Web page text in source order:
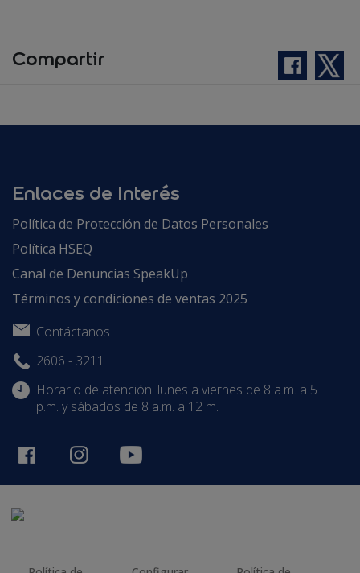
Compartir
Enlaces de Interés
Política de Protección de Datos Personales
Política HSEQ
Canal de Denuncias SpeakUp
Términos y condiciones de ventas 2025
Contáctanos
2606 - 3211
Horario de atención: lunes a viernes de 8 a.m. a 5
p.m. y sábados de 8 a.m. a 12 m.